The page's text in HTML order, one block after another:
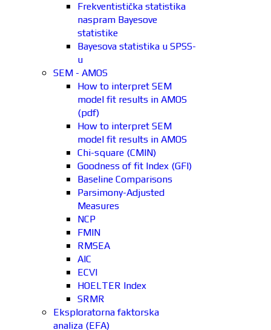
Frekventistička statistika
naspram Bayesove
statistike
Bayesova statistika u SPSS-
u
SEM - AMOS
How to interpret SEM
model fit results in AMOS
(pdf)
How to interpret SEM
model fit results in AMOS
Chi-square (CMIN)
Goodness of fit Index (GFI)
Baseline Comparisons
Parsimony-Adjusted
Measures
NCP
FMIN
RMSEA
AIC
ECVI
HOELTER Index
SRMR
Eksploratorna faktorska
analiza (EFA)